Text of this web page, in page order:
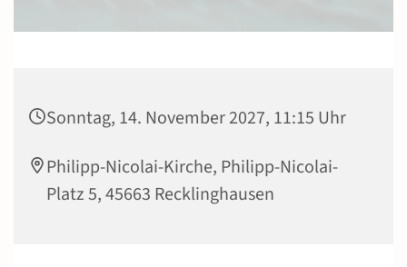
Sonntag, 14. November 2027, 11:15 Uhr
Philipp-Nicolai-Kirche, Philipp-Nicolai-
Platz 5, 45663 Recklinghausen